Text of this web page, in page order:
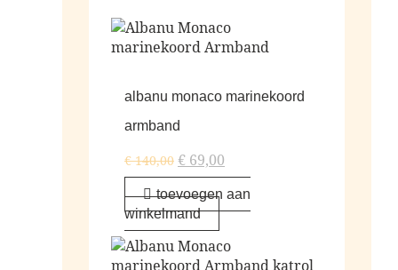
albanu monaco marinekoord
armband
€140,00 € 69,00
toevoegen aan
winkelmand